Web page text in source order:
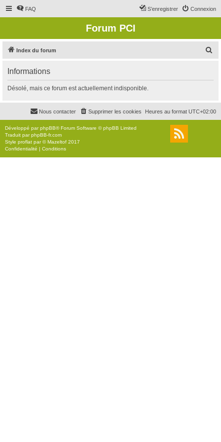
FAQ Connexion
S’enregistrer
Forum PCI
Index du forum
r
c
r
Informations
Désolé, mais ce forum est actuellement indisponible.
Heures au format UTC+02:00
Supprimer les cookies
Nous contacter
Développé parphpBB® Forum Software © phpBB Limited
Traduit parphpBB-fr.com
Style proflat par ©Mazeltof 2017
Confidentialité | Conditions